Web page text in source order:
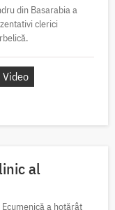
din Basarabia a
clerici
Video
al
a hotărât